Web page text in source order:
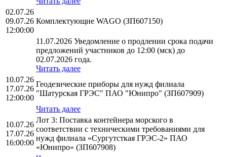
02.07.26
09.07.26
12:00:00
Комплектующие WAGO (ЗП607150)
11.07.2026 Уведомление о продлении срока подачи
предложений участников до 12:00 (мск) до
02.07.2026 года.
Читать далее
10.07.26
17.07.26
12:00:00
Геодезические приборы для нужд филиала
"Шатурская ГРЭС" ПАО "Юнипро" (ЗП607909)
Читать далее
10.07.26
17.07.26
16:00:00
Лот 3: Поставка контейнера морского в
соответствии с техническими требованиями для
нужд филиала «Сургутсткая ГРЭС-2» ПАО
«Юнипро» (ЗП607908)